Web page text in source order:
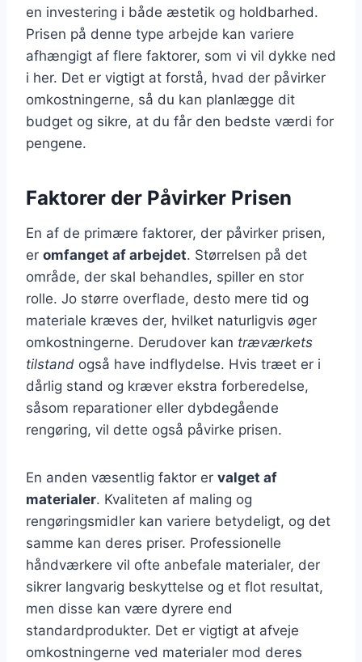
en investering i både æstetik og holdbarhed.
Prisen på denne type arbejde kan variere
afhængigt af flere faktorer, som vi vil dykke ned
i her. Det er vigtigt at forstå, hvad der påvirker
omkostningerne, så du kan planlægge dit
budget og sikre, at du får den bedste værdi for
pengene.
Faktorer der Påvirker Prisen
En af de primære faktorer, der påvirker prisen,
er omfanget af arbejdet. Størrelsen på det
område, der skal behandles, spiller en stor
rolle. Jo større overflade, desto mere tid og
materiale kræves der, hvilket naturligvis øger
omkostningerne. Derudover kan træværkets
tilstand også have indflydelse. Hvis træet er i
dårlig stand og kræver ekstra forberedelse,
såsom reparationer eller dybdegående
rengøring, vil dette også påvirke prisen.
En anden væsentlig faktor er valget af
materialer. Kvaliteten af maling og
rengøringsmidler kan variere betydeligt, og det
samme kan deres priser. Professionelle
håndværkere vil ofte anbefale materialer, der
sikrer langvarig beskyttelse og et flot resultat,
men disse kan være dyrere end
standardprodukter. Det er vigtigt at afveje
omkostningerne ved materialer mod deres